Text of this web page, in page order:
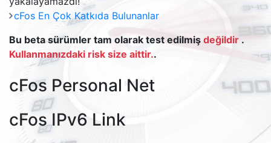
cFos En Çok Katkıda Bulunanlar
Bu beta sürümler tam olarak test edilmiş değildir.
Kullanmanızdaki risk size aittir..
cFos Personal Net
cFos IPv6 Link